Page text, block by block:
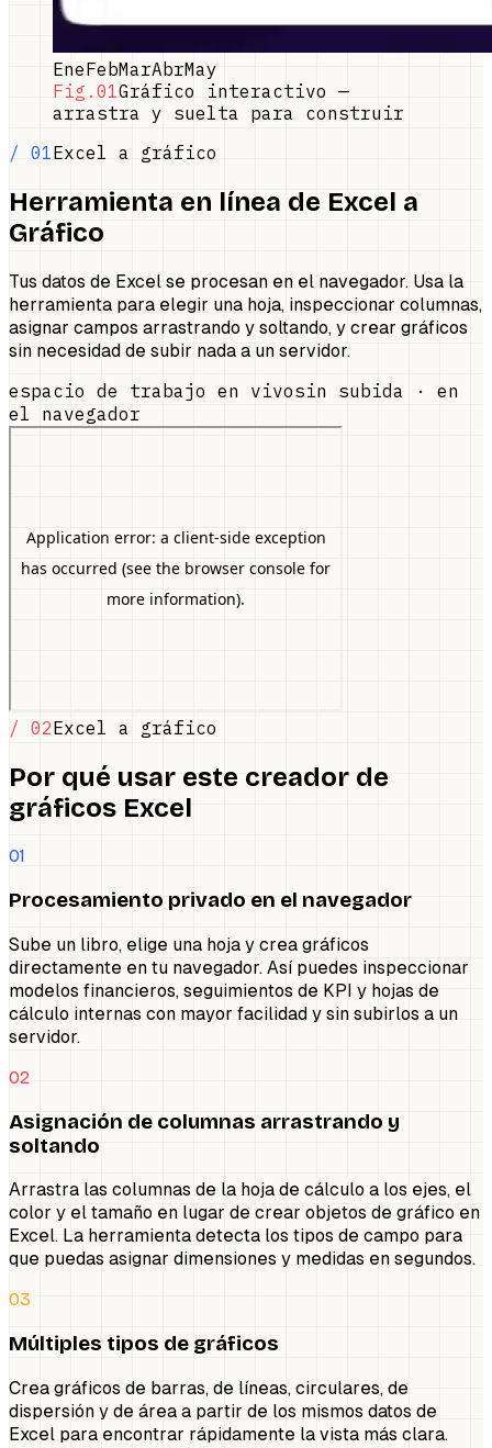
EneFebMarAbrMay
Fig.01Gráfico interactivo —
arrastra y suelta para construir
/ 01Excel a gráfico
Herramienta en línea de Excel a
Gráfico
Tus datos de Excel se procesan en el navegador. Usa la
herramienta para elegir una hoja, inspeccionar columnas,
asignar campos arrastrando y soltando, y crear gráficos
sin necesidad de subir nada a un servidor.
espacio de trabajo en vivosin subida · en
el navegador
/ 02Excel a gráfico
Por qué usar este creador de
gráficos Excel
01
Procesamiento privado en el navegador
Sube un libro, elige una hoja y crea gráficos
directamente en tu navegador. Así puedes inspeccionar
modelos financieros, seguimientos de KPI y hojas de
cálculo internas con mayor facilidad y sin subirlos a un
servidor.
02
Asignación de columnas arrastrando y
soltando
Arrastra las columnas de la hoja de cálculo a los ejes, el
color y el tamaño en lugar de crear objetos de gráfico en
Excel. La herramienta detecta los tipos de campo para
que puedas asignar dimensiones y medidas en segundos.
03
Múltiples tipos de gráficos
Crea gráficos de barras, de líneas, circulares, de
dispersión y de área a partir de los mismos datos de
Excel para encontrar rápidamente la vista más clara.